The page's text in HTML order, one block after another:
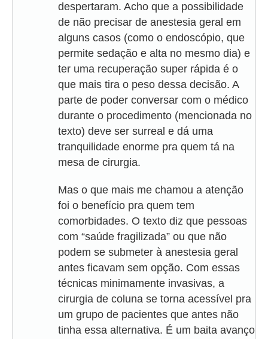
despertaram. Acho que a possibilidade
de não precisar de anestesia geral em
alguns casos (como o endoscópio, que
permite sedação e alta no mesmo dia) e
ter uma recuperação super rápida é o
que mais tira o peso dessa decisão. A
parte de poder conversar com o médico
durante o procedimento (mencionada no
texto) deve ser surreal e dá uma
tranquilidade enorme pra quem tá na
mesa de cirurgia.
Mas o que mais me chamou a atenção
foi o benefício pra quem tem
comorbidades. O texto diz que pessoas
com “saúde fragilizada” ou que não
podem se submeter à anestesia geral
antes ficavam sem opção. Com essas
técnicas minimamente invasivas, a
cirurgia de coluna se torna acessível pra
um grupo de pacientes que antes não
tinha essa alternativa. É um baita avanço